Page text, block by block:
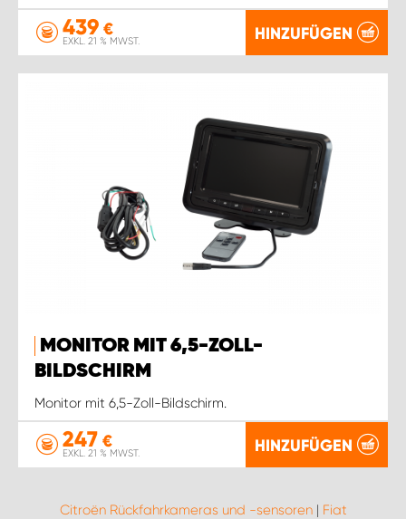
439 €
EXKL. 21 % MWST. HINZUFÜGEN
MONITOR MIT 6,5-ZOLL-
BILDSCHIRM
Monitor mit 6,5-Zoll-Bildschirm.
247 €
EXKL. 21 % MWST. HINZUFÜGEN
Citroën Rückfahrkameras und -sensoren| Fiat